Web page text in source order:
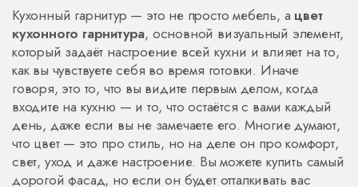
Кухонный гарнитур — это не просто мебель, а цвет
кухонного гарнитура, основной визуальный элемент,
который задаёт настроение всей кухни и влияет на то,
как вы чувствуете себя во время готовки. Иначе
говоря, это то, что вы видите первым делом, когда
входите на кухню — и то, что остаётся с вами каждый
день, даже если вы не замечаете его. Многие думают,
что цвет — это про стиль, но на деле он про комфорт,
свет, уход и даже настроение. Вы можете купить самый
дорогой фасад, но если он будет отталкивать вас